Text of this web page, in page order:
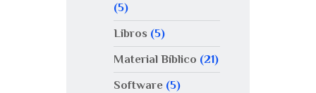
(5)
Libros (5)
Material Bíblico (21)
Software(5)